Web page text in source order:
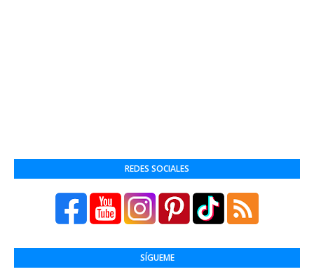
REDES SOCIALES
SÍGUEME